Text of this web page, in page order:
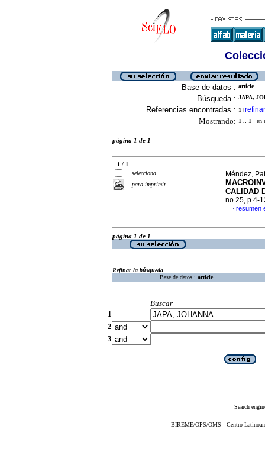
Base de datos : article
Búsqueda : JAPA,
Referencias encontradas : 1 [refinar
Mostrando: 1 .. 1 en
página 1 de 1
1 / 1
selecciona
para imprimir
Méndez,
CALIDAD
no.25, p.4-
· resumen
página 1 de 1
Refinar la búsqueda
Base de datos : article
Buscar
1
2
3
Search
BIREME/OPS/OMS - Centro